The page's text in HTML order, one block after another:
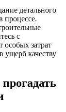
детального
процессе.
с
особых затрат
ущерб качеству